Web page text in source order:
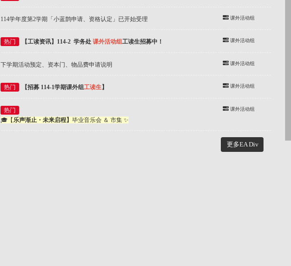
114学年度第2学期「小蓝鹊申请、资格认定」已开始受理 课外活动组
热门 【工读资讯】114-2 学务处 课外活动组工读生招募中！ 课外活动组
下学期活动预定、资本门、物品费申请说明 课外活动组
热门 【招募 114-1学期课外组工读生】 课外活动组
热门
🎓【乐声渐止・未来启程】 毕业音乐会 ＆ 市集 ✨
课外活动组
更多EA Div